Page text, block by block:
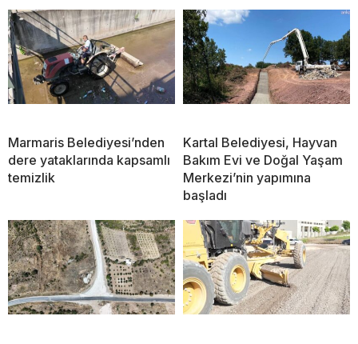
Marmaris Belediyesi’nden
dere yataklarında kapsamlı
temizlik
Kartal Belediyesi, Hayvan
Bakım Evi ve Doğal Yaşam
Merkezi’nin yapımına
başladı